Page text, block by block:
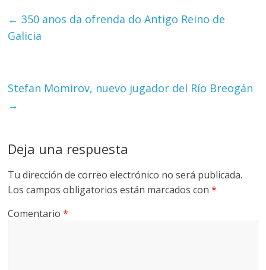
← 350 anos da ofrenda do Antigo Reino de
Galicia
Stefan Momirov, nuevo jugador del Río Breogán
→
Deja una respuesta
Tu dirección de correo electrónico no será publicada.
Los campos obligatorios están marcados con*
Comentario*